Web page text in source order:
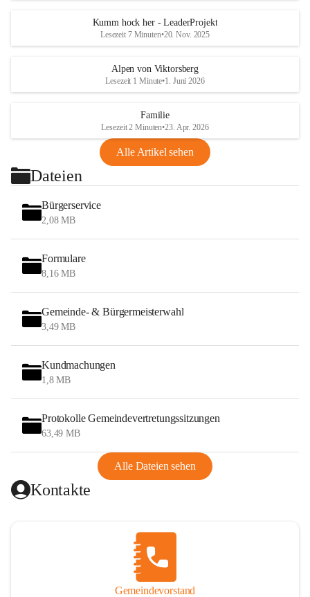
Kumm hock her - LeaderProjekt
Lesezeit 7 Minuten•20. Nov. 2025
Alpen von Viktorsberg
Lesezeit 1 Minute•1. Juni 2026
Familie
Lesezeit 2 Minuten•23. Apr. 2026
Alle Artikel sehen
Dateien
Bürgerservice
2,08 MB
Formulare
8,16 MB
Gemeinde- & Bürgermeisterwahl
3,49 MB
Kundmachungen
1,8 MB
Protokolle Gemeindevertretungssitzungen
63,49 MB
Alle Dateien sehen
Kontakte
Gemeindevorstand